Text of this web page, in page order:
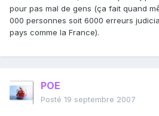
pour pas mal de gens (ça fait quand
000 personnes soit 6000 erreurs
pays comme la France).
POE
Posté 19 septembre 2007